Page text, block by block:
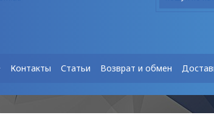
Контакты Статьи Возврат и обмен